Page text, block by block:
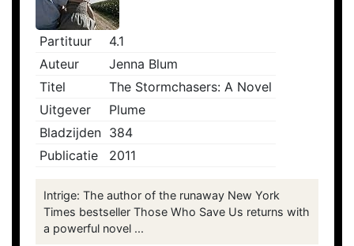
Partituur
4.1
Auteur
Jenna Blum
Titel
The Stormchasers: A Novel
Uitgever
Plume
Bladzijden 384
Publicatie
2011
Intrige: The author of the runaway New York
Times bestseller Those Who Save Us returns with
a powerful novel ...